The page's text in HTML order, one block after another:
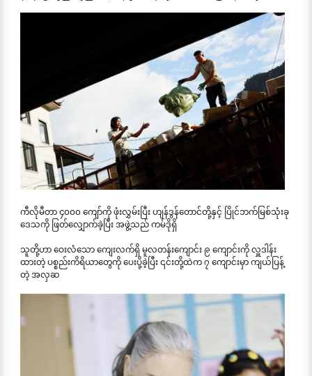
ကီလိုမီတာ ၄၀၀၀ ကျော်ကို ဖုံးလွှမ်းပြီး ဟျန်ဒွန်တောင်တို့နှင့် ပြိုင်ဘက်မြစ်သုံးခု
ဒေသကို ဖြတ်လျှောက်ခဲ့ပြီး အဖွဲ့သည် ကမ်ဒိုရှိ
သူတို့ဟာ ဝေးလံသော ကျေးလက်ရှိ မူလတန်းကျောင်း ၉ ကျောင်းကို လှူဒါန်း
ထားတဲ့ ပစ္စည်းကိရိယာတွေကို ပေးပို့ခဲ့ပြီး ၎င်းတို့ထဲက ၇ ကျောင်းမှာ ကျယ်ပြန့်
တဲ့ အလှဆ